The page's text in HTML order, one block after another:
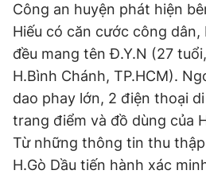
Công an huyện phát hiện
Hiếu có căn cước công dân,
đều mang tên Đ.Y.N (27
H.Bình Chánh, TP.HCM).
dao phay lớn, 2 điện thoại
trang điểm và đồ dùng của
Từ những thông tin thu
H.Gò Dầu tiến hành xác